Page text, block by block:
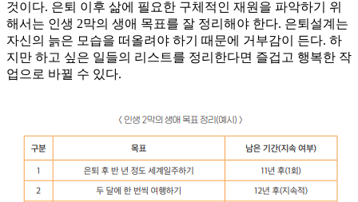
것이다. 은퇴 이후 삶에 필요한 구체적인 재원을 파악하기 위
해서는 인생 2막의 생애 목표를 잘 정리해야 한다. 은퇴설계는
자신의 늙은 모습을 떠올려야 하기 때문에 거부감이 든다. 하
지만 하고 싶은 일들의 리스트를 정리한다면 즐겁고 행복한 작
업으로 바뀔 수 있다.